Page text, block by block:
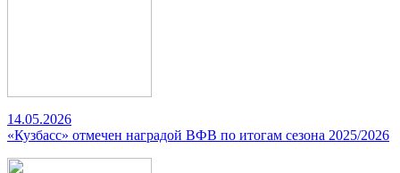
14.05.2026
«Кузбасс» отмечен наградой ВФВ по итогам сезона 2025/2026